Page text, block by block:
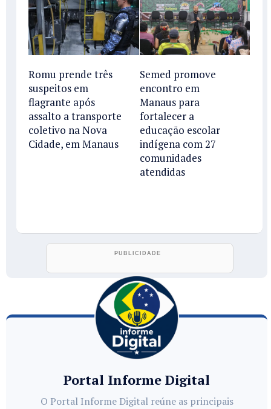
Romu prende três
suspeitos em
flagrante após
assalto a transporte
coletivo na Nova
Cidade, em Manaus
Semed promove
encontro em
Manaus para
fortalecer a
educação escolar
indígena com 27
comunidades
atendidas
Portal Informe Digital
O Portal Informe Digital reúne as principais